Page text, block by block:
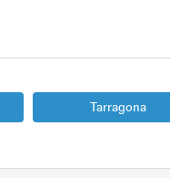
Tarragona